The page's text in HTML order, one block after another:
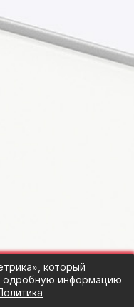
который
одробную информацию